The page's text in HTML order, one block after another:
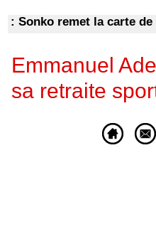
remet la carte de
Emmanuel
sa retraite